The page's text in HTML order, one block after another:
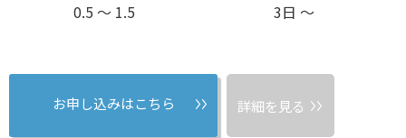
0.5 〜 1.5
3日 〜
お申し込みはこちら 詳細を見る